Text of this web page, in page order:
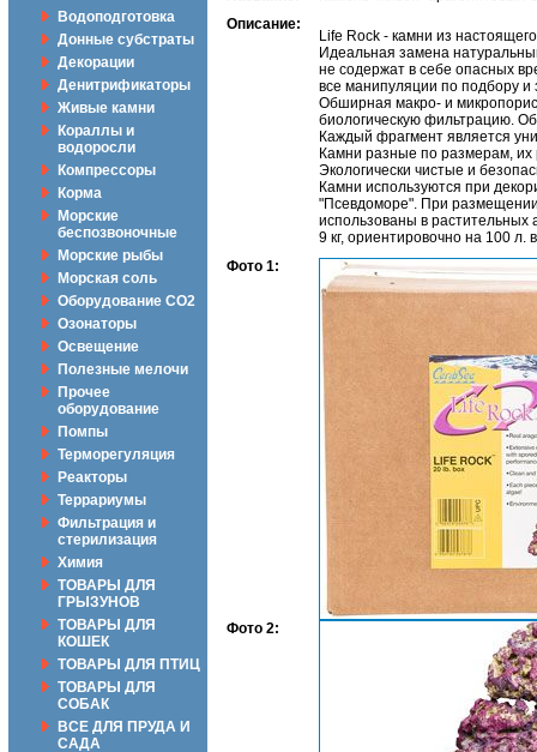
Водоподготовка
Донные субстраты
Декорации
Денитрификаторы
Живые камни
Кораллы и
водоросли
Компрессоры
Корма
Морские
беспозвоночные
Морские рыбы
Морская соль
Оборудование CO2
Озонаторы
Освещение
Полезные мелочи
Прочее
оборудование
Помпы
Терморегуляция
Реакторы
Террариумы
Фильтрация и
стерилизация
Химия
ТОВАРЫ ДЛЯ
ГРЫЗУНОВ
ТОВАРЫ ДЛЯ
КОШЕК
ТОВАРЫ ДЛЯ ПТИЦ
ТОВАРЫ ДЛЯ
СОБАК
ВСЕ ДЛЯ ПРУДА И
САДА
Описание:
Life Rock - камни из
Идеальная замена
не содержат в себе опасных
все манипуляции по подбору
Обширная макро- и
биологическую фильтрацию.
Каждый фрагмент является
Камни разные по размерам,
Экологически чистые и
Камни используются при
"Псевдоморе". При размещении
использованы в растительных
9 кг, ориентировочно на 100 л.
Фото 1:
Фото 2: